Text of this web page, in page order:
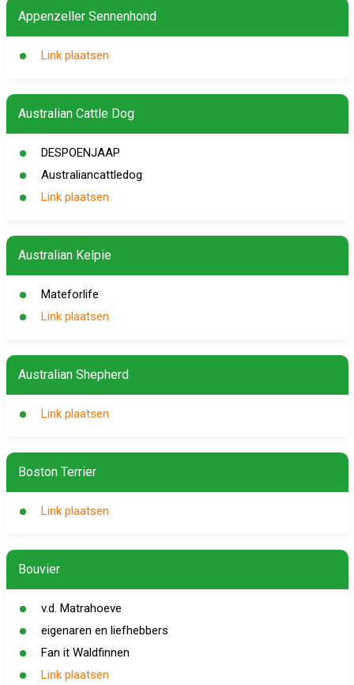
Appenzeller Sennenhond
Link plaatsen
Australian Cattle Dog
DESPOENJAAP
Australiancattledog
Link plaatsen
Australian Kelpie
Mateforlife
Link plaatsen
Australian Shepherd
Link plaatsen
Boston Terrier
Link plaatsen
Bouvier
v.d. Matrahoeve
eigenaren en liefhebbers
Fan it Waldfinnen
Link plaatsen